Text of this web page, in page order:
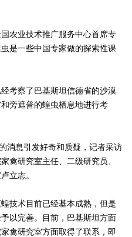
业技术推广服务中心首席专
是一些中国专家做的探索性课
察了巴基斯坦信德省的沙漠
旁遮普的蝗虫栖息地进行考
息引发好奇和质疑，记者采访
禽研究室主任、二级研究员、
立志。
术目前已经基本成熟，但是
以完善。目前，巴基斯坦方面
禽研究室方面取得了联系，即